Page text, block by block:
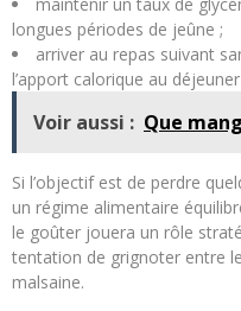
longues périodes de jeûne ;
arriver au repas suivant
l’apport calorique au
Voir aussi : Que
Si l’objectif est de perdre
un régime alimentaire
le goûter jouera un rôle
tentation de grignoter entre
malsaine.